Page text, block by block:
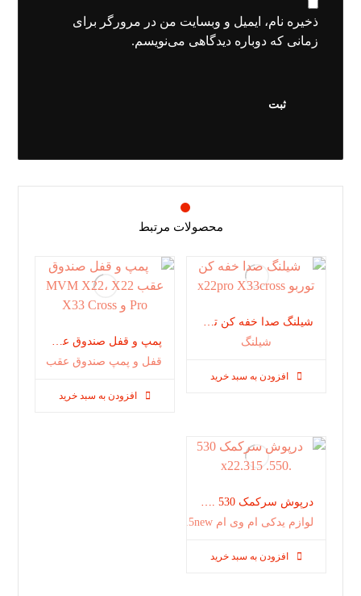
ذخیره نام، ایمیل و وبسایت من در مرورگر برای
زمانی که دوباره دیدگاهی می‌نویسم.
محصولات مرتبط
شیلنگ
افزودن به سبد خرید
قفل و پمپ صندوق عقب
افزودن به سبد خرید
لوازم یدکی ام وی ام 315new
افزودن به سبد خرید